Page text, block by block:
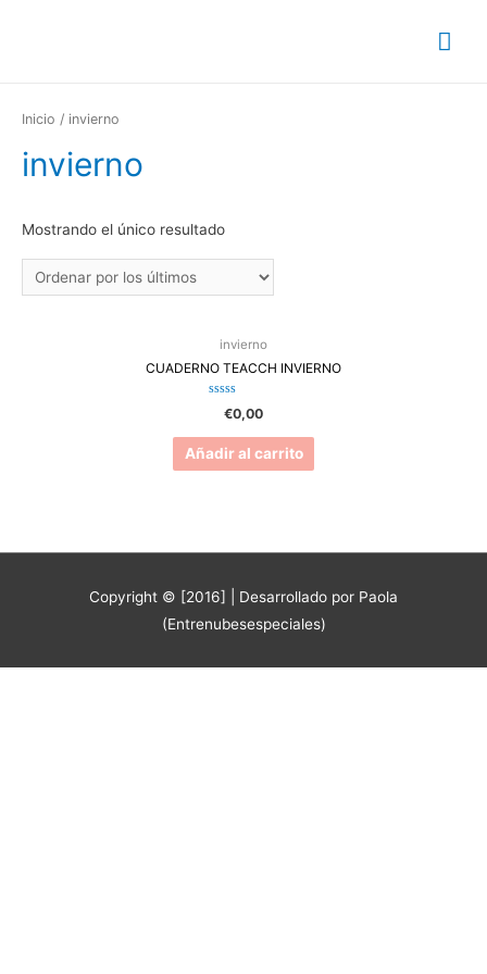
Inicio / invierno
invierno
Mostrando el único resultado
invierno
CUADERNO TEACCH INVIERNO
Valorado
5
€0,00
Añadir al carrito
Copyright © [2016]
| Desarrollado por Paola
(Entrenubesespeciales)